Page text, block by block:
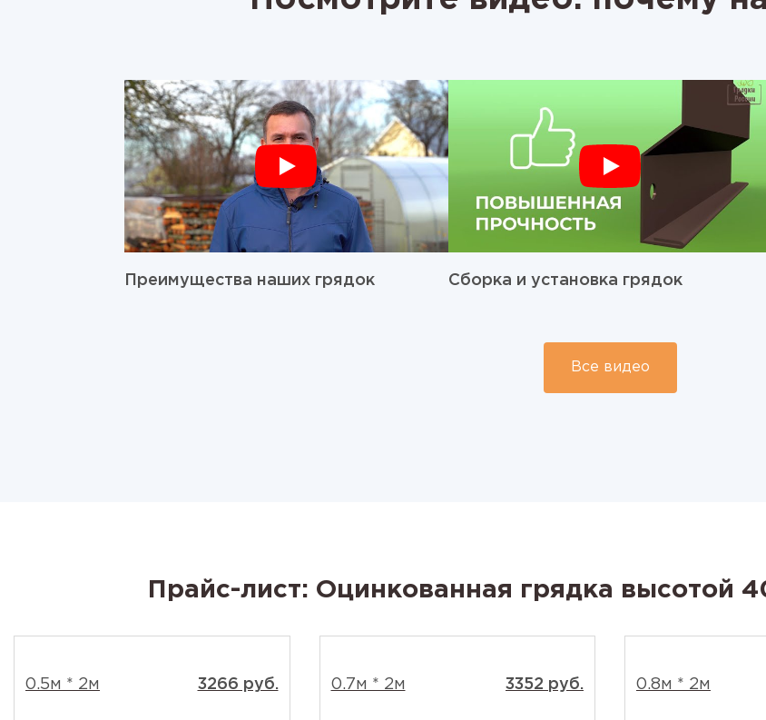
Преимущества наших грядок Сборка и установка грядок
Все видео
Прайс-лист: Оцинкованная грядка высотой
0.5м * 2м 3266 руб. 0.7м * 2м 3352 руб. 0.8м * 2м